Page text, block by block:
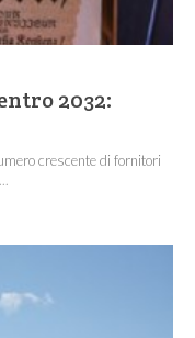
2032:
crescente di fornitori